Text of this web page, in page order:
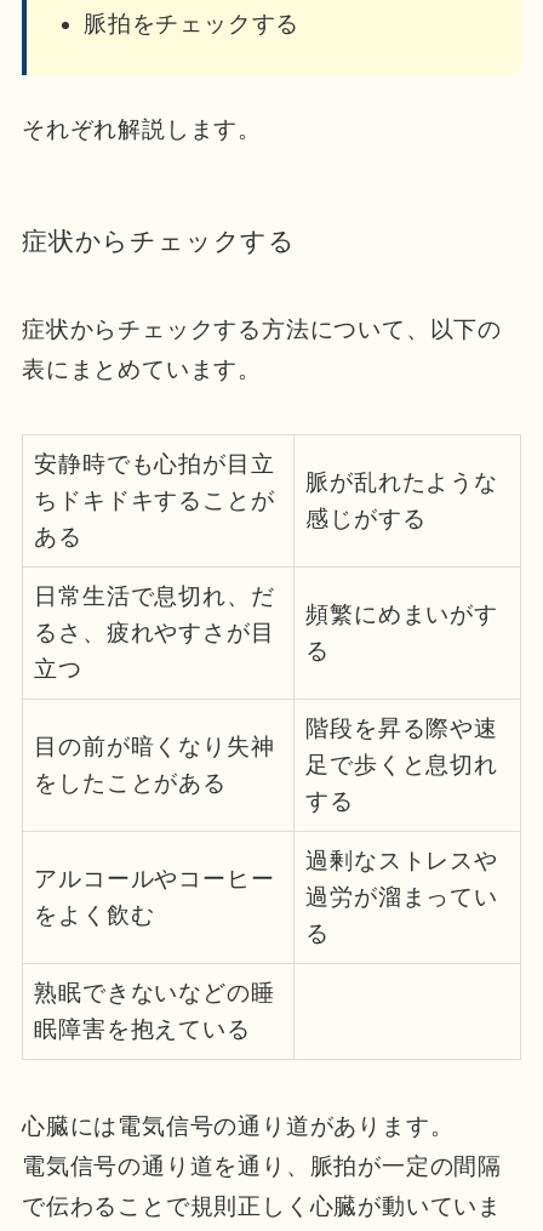
脈拍をチェックする
それぞれ解説します。
症状からチェックする
症状からチェックする方法について、以下の
表にまとめています。
安静時でも心拍が目立
ちドキドキすることが
ある
脈が乱れたような
感じがする
日常生活で息切れ、だ
るさ、疲れやすさが目
立つ
頻繁にめまいがす
る
目の前が暗くなり失神
をしたことがある
階段を昇る際や速
足で歩くと息切れ
する
アルコールやコーヒー
をよく飲む
過剰なストレスや
過労が溜まってい
る
熟眠できないなどの睡
眠障害を抱えている
心臓には電気信号の通り道があります。
電気信号の通り道を通り、脈拍が一定の間隔
で伝わることで規則正しく心臓が動いていま